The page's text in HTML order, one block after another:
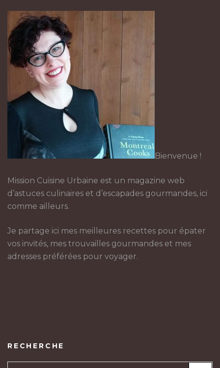
Bienvenue !
Mission Cuisine Urbaine est un magazine web
d’astuces culinaires et d’escapades gourmandes, ici
comme ailleurs.
Je partage ici mes meilleures recettes pour épater
vos invités, mes trouvailles gourmandes et mes
adresses préférées pour voyager.
RECHERCHE